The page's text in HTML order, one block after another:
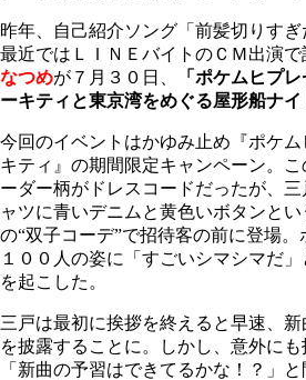
昨年、自己紹介ソング「前髪切りすぎ
最近ではＬＩＮＥバイトのＣＭ出演で
なつめが７月３０日、
「ポケムヒプ
ーキティと東京湾をめぐる屋形船ナイ
今回のイベントはかゆみ止め『ポケ
キティ』の期間限定キャンペーン。
ーダー柄がドレスコードだったが、
ャツに青いデニムと黄色いボタンと
の“双子コーデ”で招待客の前に登場
１００人の姿に「すごいシマシマだ
を起こした。
三戸は最初に挨拶を終えると早速、新
を披露することに。しかし、意外にも
「新曲の予習はできてるかな！？」